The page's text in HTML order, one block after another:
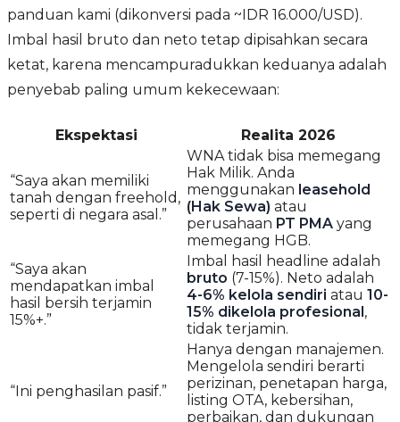
panduan kami (dikonversi pada ~IDR 16.000/USD).
Imbal hasil bruto dan neto tetap dipisahkan secara
ketat, karena mencampuradukkan keduanya adalah
penyebab paling umum kekecewaan:
Ekspektasi Realita 2026
“Saya akan memiliki
tanah dengan freehold,
seperti di negara asal.”
WNA tidak bisa memegang
Hak Milik. Anda
menggunakan leasehold
(Hak Sewa) atau
perusahaan PT PMA yang
memegang HGB.
“Saya akan
mendapatkan imbal
hasil bersih terjamin
15%+.”
Imbal hasil headline adalah
bruto (7-15%). Neto adalah
4-6% kelola sendiri atau 10-
15% dikelola profesional,
tidak terjamin.
“Ini penghasilan pasif.”
Hanya dengan manajemen.
Mengelola sendiri berarti
perizinan, penetapan harga,
listing OTA, kebersihan,
perbaikan, dan dukungan